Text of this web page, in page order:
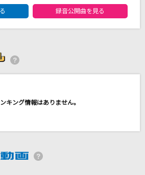
ボーカルエントリーランキング
録音公開曲を見る